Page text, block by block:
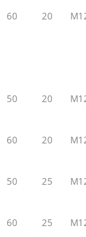
60 20
50 20
60 20
50 25
60 25